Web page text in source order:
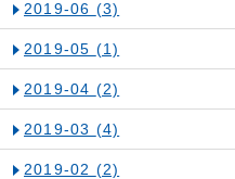
2019-06 (3)
2019-05 (1)
2019-04 (2)
2019-03 (4)
2019-02 (2)